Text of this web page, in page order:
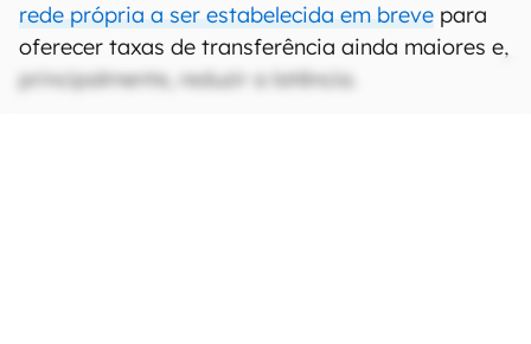
rede própria a ser estabelecida em breve para
oferecer taxas de transferência ainda maiores e,
principalmente, reduzir a latência.